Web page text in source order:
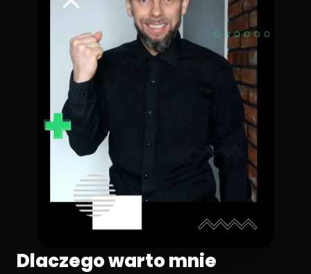
Dlaczego warto mnie